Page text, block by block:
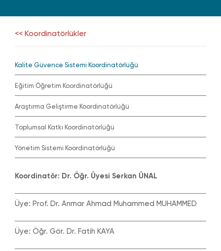
<< Koordinatörlükler
Kalite Güvence Sistemi Koordinatörlüğü
Eğitim Öğretim Koordinatörlüğü
Araştırma Geliştirme Koordinatörlüğü
Toplumsal Katkı Koordinatörlüğü
Yönetim Sistemi Koordinatörlüğü
Koordinatör: Dr. Öğr. Üyesi Serkan ÜNAL
Üye: Prof. Dr. Anmar Ahmad Muhammed MUHAMMED
Üye: Öğr. Gör. Dr. Fatih KAYA